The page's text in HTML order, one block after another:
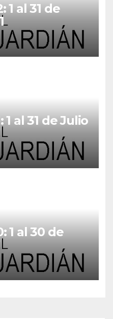
1 al 31 de
1 al 31 de Julio
1 al 30 de